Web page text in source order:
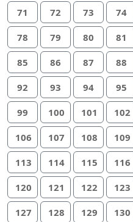
71 72 73 74
78 79 80 81
85 86 87 88
92 93 94 95
99 100 101 102
106 107 108 109
113 114 115 116
120 121 122 123
127 128 129 130